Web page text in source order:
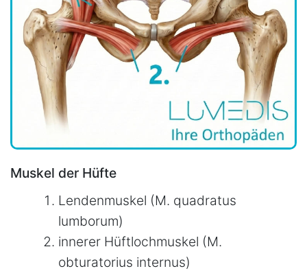
Muskel der Hüfte
Lendenmuskel (M. quadratus
lumborum)
innerer Hüftlochmuskel (M.
obturatorius internus)